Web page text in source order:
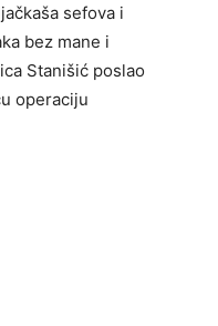
sefova i
bez mane i
Stanišić poslao
operaciju